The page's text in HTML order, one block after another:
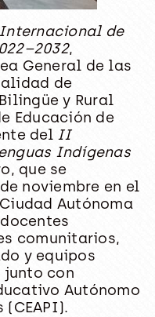
de
,
General de las
de
y Rural
Educación de
del II
Indígenas
que se
noviembre en el
Autónoma
comunitarios,
y equipos
con
Autónomo